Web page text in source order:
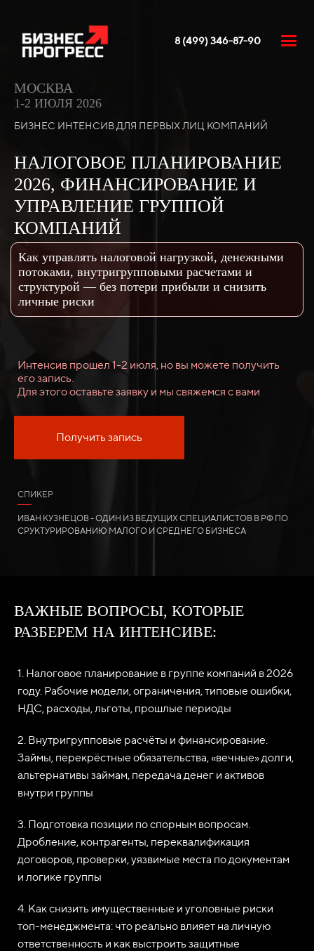
8 (499) 346-87-90
МОСКВА
1-2 ИЮЛЯ 2026
БИЗНЕС ИНТЕНСИВ ДЛЯ ПЕРВЫХ ЛИЦ КОМПАНИЙ
НАЛОГОВОЕ ПЛАНИРОВАНИЕ
2026, ФИНАНСИРОВАНИЕ И
УПРАВЛЕНИЕ ГРУППОЙ
КОМПАНИЙ
Как управлять налоговой нагрузкой, денежными
потоками, внутригрупповыми расчетами и
структурой — без потери прибыли и снизить
личные риски
Интенсив прошел 1-2 июля, но вы можете получить
его запись.
Для этого оставьте заявку и мы свяжемся с вами
Получить запись
СПИКЕР
ИВАН КУЗНЕЦОВ - ОДИН ИЗ ВЕДУЩИХ СПЕЦИАЛИСТОВ В РФ ПО
СРУКТУРИРОВАНИЮ МАЛОГО И СРЕДНЕГО БИЗНЕСА
ВАЖНЫЕ ВОПРОСЫ, КОТОРЫЕ
РАЗБЕРЕМ НА ИНТЕНСИВЕ:
1. Налоговое планирование в группе компаний в 2026
году. Рабочие модели, ограничения, типовые ошибки,
НДС, расходы, льготы, прошлые периоды
2. Внутригрупповые расчёты и финансирование.
Займы, перекрёстные обязательства, «вечные» долги,
альтернативы займам, передача денег и активов
внутри группы
3. Подготовка позиции по спорным вопросам.
Дробление, контрагенты, переквалификация
договоров, проверки, уязвимые места по документам
и логике группы
4. Как снизить имущественные и уголовные риски
топ-менеджмента: что реально влияет на личную
ответственность и как выстроить защитные